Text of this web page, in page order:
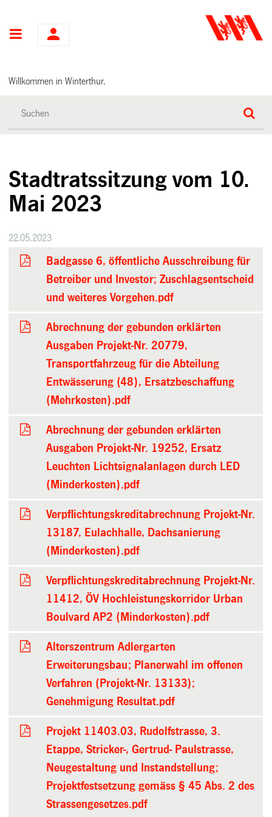
Hauptnavigation
Willkommen in Winterthur.
Stadtratssitzung vom 10.
Mai 2023
22.05.2023
Badgasse 6, öffentliche Ausschreibung für
Betreiber und Investor; Zuschlagsentscheid
und weiteres Vorgehen.pdf
Abrechnung der gebunden erklärten
Ausgaben Projekt-Nr. 20779,
Transportfahrzeug für die Abteilung
Entwässerung (48), Ersatzbeschaffung
(Mehrkosten).pdf
Abrechnung der gebunden erklärten
Ausgaben Projekt-Nr. 19252, Ersatz
Leuchten Lichtsignalanlagen durch LED
(Minderkosten).pdf
Verpflichtungskreditabrechnung Projekt-Nr.
13187, Eulachhalle, Dachsanierung
(Minderkosten).pdf
Verpflichtungskreditabrechnung Projekt-Nr.
11412, ÖV Hochleistungskorridor Urban
Boulvard AP2 (Minderkosten).pdf
Alterszentrum Adlergarten
Erweiterungsbau; Planerwahl im offenen
Verfahren (Projekt-Nr. 13133);
Genehmigung Resultat.pdf
Projekt 11403.03, Rudolfstrasse, 3.
Etappe, Stricker-, Gertrud- Paulstrasse,
Neugestaltung und Instandstellung;
Projektfestsetzung gemäss § 45 Abs. 2 des
Strassengesetzes.pdf